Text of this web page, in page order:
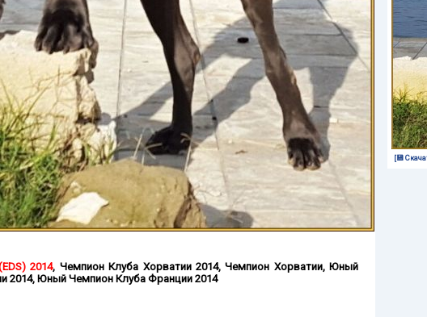
2014, Чемпион Клуба Хорватии 2014,Чемпион Хорватии, Юный
2014, Юный Чемпион Клуба Франции 2014
[💾